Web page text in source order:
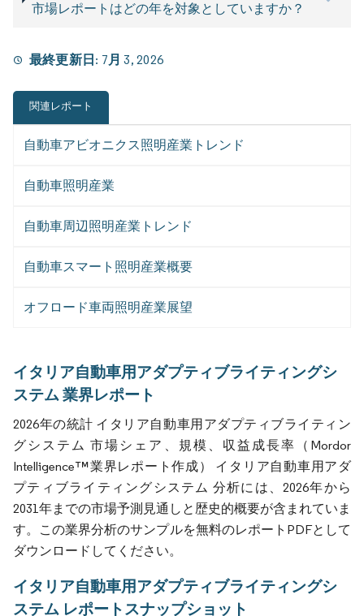
市場レポートはどの年を対象としていますか？
最終更新日: 7月 3, 2026
関連レポート
自動車アビオニクス照明産業トレンド
自動車照明産業
自動車周辺照明産業トレンド
自動車スマート照明産業概要
オフロード車両照明産業展望
イタリア自動車用アダプティブライティングシ
ステム 業界レポート
2026年の統計 イタリア自動車用アダプティブライティン
グシステム 市場シェア、規模、収益成長率（Mordor
Intelligence™業界レポート作成） イタリア自動車用アダ
プティブライティングシステム 分析には、2026年から
2031年までの市場予測見通しと歴史的概要が含まれていま
す。この業界分析のサンプルを無料のレポートPDFとして
ダウンロードしてください。
イタリア自動車用アダプティブライティングシ
ステム レポートスナップショット